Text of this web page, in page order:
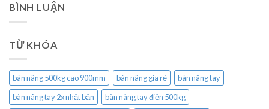
BÌNH LUẬN
TỪ KHÓA
bàn nâng 500kg cao 900mm bàn nâng gía rẻ
bàn nâng tay
bàn nâng tay 2x nhật bản
bàn nâng tay điện 500kg